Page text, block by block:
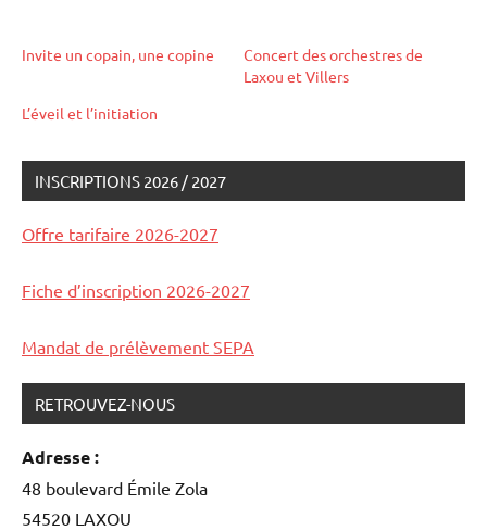
Invite un copain, une copine
Concert des orchestres de
Laxou et Villers
L’éveil et l’initiation
enseignement
stages
INSCRIPTIONS 2026 / 2027
Offre tarifaire 2026-2027
Fiche d’inscription 2026-2027
Mandat de prélèvement SEPA
RETROUVEZ-NOUS
Adresse :
48 boulevard Émile Zola
54520 LAXOU